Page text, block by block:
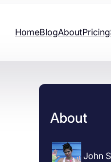
HomeBlogAboutPricing
About
John